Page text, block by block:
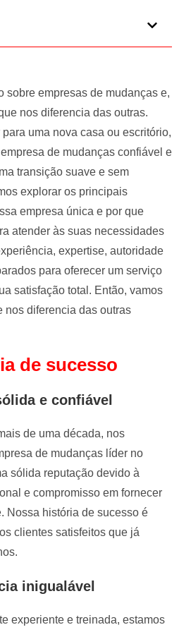
sobre empresas de mudanças e,
nos diferencia das outras.
uma nova casa ou escritório,
de mudanças confiável e
transição suave e sem
explorar os principais
empresa única e por que
atender às suas necessidades
expertise, autoridade
para oferecer um serviço
satisfação total. Então, vamos
nos diferencia das outras
de sucesso
e confiável
de uma década, nos
de mudanças líder no
sólida reputação devido à
e compromisso em fornecer
Nossa história de sucesso é
clientes satisfeitos que já
inigualável
experiente e treinada, estamos